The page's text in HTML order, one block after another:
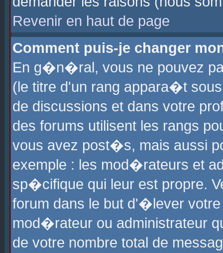
Revenir en haut de page
Comment puis-je changer
En g�n�ral, vous ne pouvez
(le titre d'un rang appara�t
de discussions et dans votre
des forums utilisent les rangs
vous avez post�s, mais aussi
exemple : les mod�rateurs et
sp�cifique qui leur est propre.
forum dans le but d'�lever
mod�rateur ou administrateur
de votre nombre total de